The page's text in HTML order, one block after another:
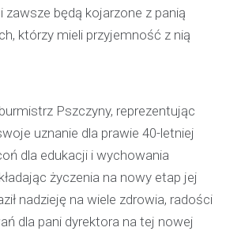
będą kojarzone z panią
którzy mieli przyjemność z nią
Pszczyny, reprezentując
uznanie dla prawie 40-letniej
dla edukacji i wychowania
życzenia na nowy etap jej
nadzieję na wiele zdrowia, radości
dla pani dyrektora na tej nowej